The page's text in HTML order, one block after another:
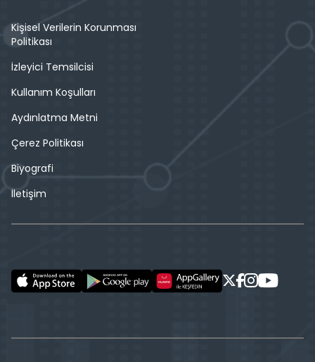
Kişisel Verilerin Korunması
Politikası
İzleyici Temsilcisi
Kullanım Koşulları
Aydınlatma Metni
Çerez Politikası
Biyografi
İletişim